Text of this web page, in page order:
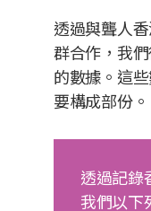
透過與聾人
群合作，我
的數據。這
要構成部份。
透過記錄
我們以下